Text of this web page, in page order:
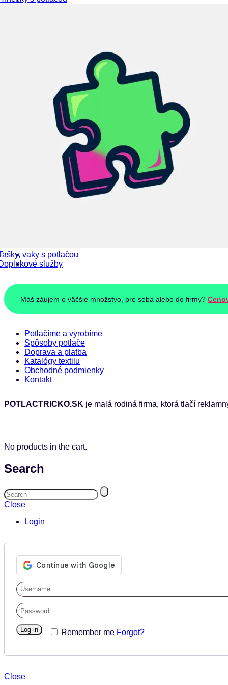
vaky s potlačou
služby
Máš záujem o väčšie množstvo, pre seba alebo do firmy?
Potlačíme a vyrobíme
Spôsoby potlače
Doprava a platba
Katalógy textilu
Obchodné podmienky
Kontakt
POTLACTRICKO.SK je malá rodiná firma, ktorá tlačí
No products in the cart.
Search
Close
Login
Remember me Forgot?
Log in
Close